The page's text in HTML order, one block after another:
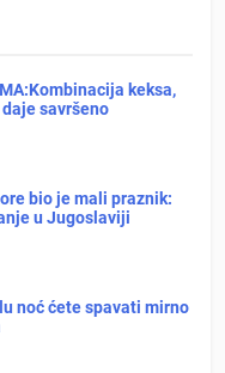
keksa,
savršeno
bio je mali praznik:
u Jugoslaviji
noć ćete spavati mirno